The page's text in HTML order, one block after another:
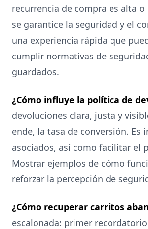
recurrencia de compra es alta
se garantice la seguridad y el
una experiencia rápida que
cumplir normativas de
guardados.
¿Cómo influye la política de
devoluciones clara, justa y
ende, la tasa de conversión.
asociados, así como facilitar el
Mostrar ejemplos de cómo
reforzar la percepción de
¿Cómo recuperar carritos
escalonada: primer